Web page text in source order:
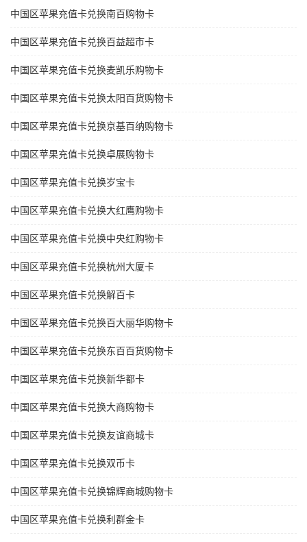
中国区苹果充值卡兑换南百购物卡
中国区苹果充值卡兑换百益超市卡
中国区苹果充值卡兑换麦凯乐购物卡
中国区苹果充值卡兑换太阳百货购物卡
中国区苹果充值卡兑换京基百纳购物卡
中国区苹果充值卡兑换卓展购物卡
中国区苹果充值卡兑换岁宝卡
中国区苹果充值卡兑换大红鹰购物卡
中国区苹果充值卡兑换中央红购物卡
中国区苹果充值卡兑换杭州大厦卡
中国区苹果充值卡兑换解百卡
中国区苹果充值卡兑换百大丽华购物卡
中国区苹果充值卡兑换东百百货购物卡
中国区苹果充值卡兑换新华都卡
中国区苹果充值卡兑换大商购物卡
中国区苹果充值卡兑换友谊商城卡
中国区苹果充值卡兑换双币卡
中国区苹果充值卡兑换锦辉商城购物卡
中国区苹果充值卡兑换利群金卡